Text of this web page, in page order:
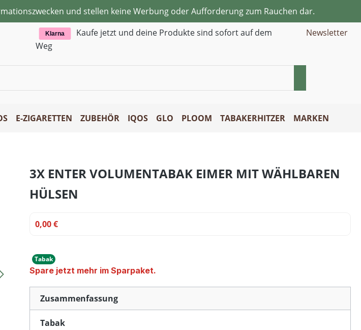
und stellen keine Werbung oder Aufforderung zum Rauchen dar.
Klarna
Kaufe jetzt und deine Produkte sind sofort auf dem
Weg
Newsletter
E-ZIGARETTEN ZUBEHÖR IQOS GLO PLOOM TABAKERHITZER MARKEN
3X ENTER VOLUMENTABAK EIMER MIT WÄHLBAREN
HÜLSEN
0,00 €
Tabak
Spare jetzt mehr im Sparpaket.
Zusammenfassung
Tabak